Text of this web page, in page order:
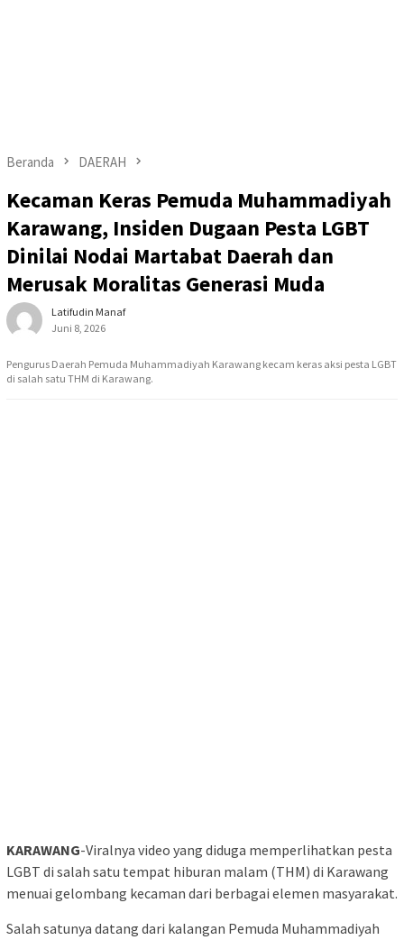
Beranda DAERAH
Kecaman Keras Pemuda Muhammadiyah
Karawang, Insiden Dugaan Pesta LGBT
Dinilai Nodai Martabat Daerah dan
Merusak Moralitas Generasi Muda
Latifudin Manaf
Juni 8, 2026
Pengurus Daerah Pemuda Muhammadiyah Karawang kecam keras aksi pesta LGBT
di salah satu THM di Karawang.
KARAWANG-Viralnya video yang diduga memperlihatkan pesta
LGBT di salah satu tempat hiburan malam (THM) di Karawang
menuai gelombang kecaman dari berbagai elemen masyarakat.
Salah satunya datang dari kalangan Pemuda Muhammadiyah